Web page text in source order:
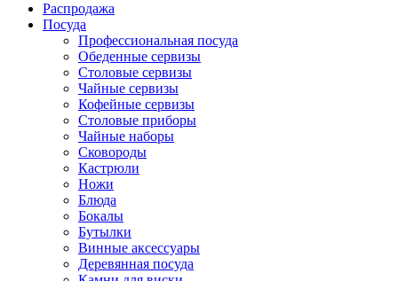
Распродажа
Посуда
Профессиональная посуда
Обеденные сервизы
Столовые сервизы
Чайные сервизы
Кофейные сервизы
Столовые приборы
Чайные наборы
Сковороды
Кастрюли
Ножи
Блюда
Бокалы
Бутылки
Винные аксессуары
Деревянная посуда